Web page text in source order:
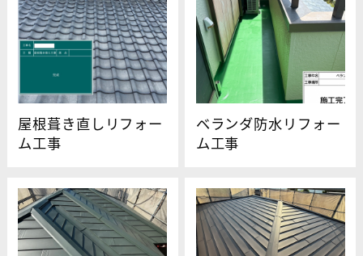
屋根葺き直しリフォー
ム工事
ベランダ防水リフォー
ム工事